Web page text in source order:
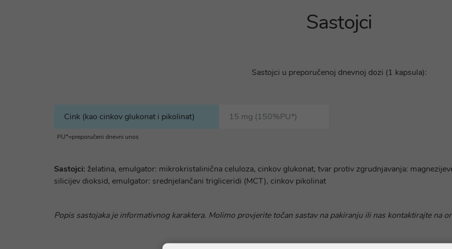
Sastojci
Sastojci u preporučenoj dnevnoj dozi (1 kapsula):
Cink (kao cinkov glukonat i pikolinat) 15 mg (150%PU*)
PU*=preporučeni dnevni unos
Sastojci: želatina, emulgator: mikrokristalinična celuloza, cinkov glukonat, tvar protiv zgrudnjavanja:
silicijev dioksid, emulgator: srednjelančani trigliceridi (MCT), cinkov pikolinat
Popis sastojaka je informativnog karaktera. Molimo provjerite točan sastav na pakiranju ili nas kontaktirajte na